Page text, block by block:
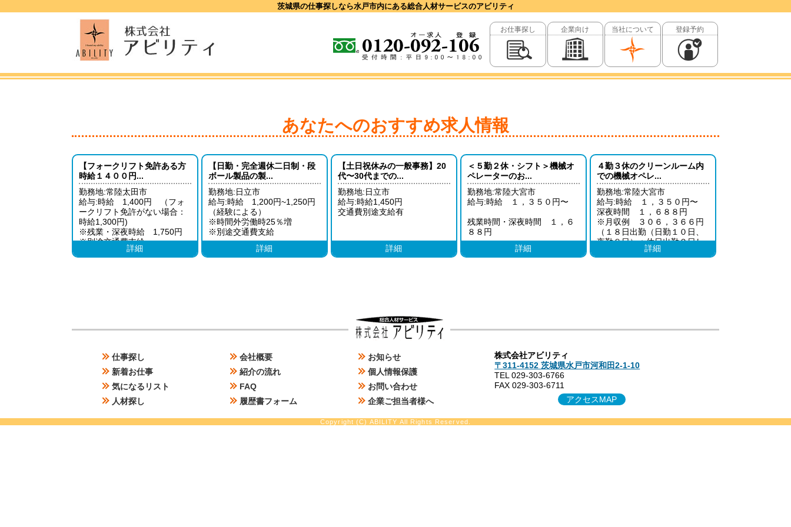
茨城県の仕事探しなら水戸市内にある総合人材サービスのアビリティ
お仕事探し 企業向け 当社について 登録予約
あなたへのおすすめ求人情報
【フォークリフト免許ある方
時給１４００円...
勤務地:常陸太田市
給与:時給 1,400円 （フォ
ークリフト免許がない場合：
時給1,300円)
※残業・深夜時給 1,750円
※別途交通費支給
詳細
【日勤・完全週休二日制・段
ボール製品の製...
勤務地:日立市
給与:時給 1,200円~1,250円
（経験による）
※時間外労働時25％増
※別途交通費支給
詳細
【土日祝休みの一般事務】20
代〜30代までの...
勤務地:日立市
給与:時給1,450円
交通費別途支給有
詳細
＜５勤２休・シフト＞機械オ
ペレーターのお...
勤務地:常陸大宮市
給与:時給 １，３５０円〜
残業時間・深夜時間 １，６
８８円
※月収例 ３１２，５５０円
詳細
４勤３休のクリーンルーム内
での機械オペレ...
勤務地:常陸大宮市
給与:時給 １，３５０円〜
深夜時間 １，６８８円
※月収例 ３０６，３６６円
（１８日出勤（日勤１０日、
夜勤８日）＋休日出勤２日し
詳細
＞
仕事探し
＞
新着お仕事
＞
気になるリスト
＞
人材探し
＞
会社概要
＞
紹介の流れ
＞
FAQ
＞
履歴書フォーム
＞
お知らせ
＞
個人情報保護
＞
お問い合わせ
＞
企業ご担当者様へ
株式会社アビリティ
〒311-4152 茨城県水戸市河和田2-1-10
TEL 029-303-6766
FAX 029-303-6711
アクセスMAP
Copyright (C) ABILITY All Rights Reserved.